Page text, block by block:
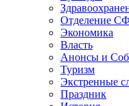
Отделение
Экономика
Власть
Анонсы и
Туризм
Экстренные
Праздник